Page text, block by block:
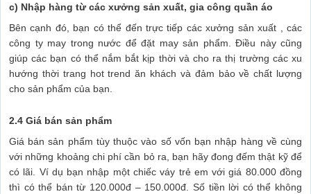
c) Nhập hàng từ các xưởng sản xuất, gia công quần áo
Bên cạnh đó, bạn có thể đến trực tiếp các xưởng sản xuất , các
công ty may trong nước để đặt may sản phẩm. Điều này cũng
giúp các bạn có thể nắm bắt kịp thời và cho ra thị trường các xu
hướng thời trang hot trend ăn khách và đảm bảo về chất lượng
cho sản phẩm của bạn.
2.4 Giá bán sản phẩm
Giá bán sản phẩm tùy thuộc vào số vốn bạn nhập hàng về cùng
với những khoảng chi phí cần bỏ ra, bạn hãy đong đếm thật kỹ để
có lãi. Ví dụ bạn nhập một chiếc váy trẻ em với giá 80.000 đồng
thì có thể bán từ 120.000đ – 150.000đ. Số tiền lời có thể không